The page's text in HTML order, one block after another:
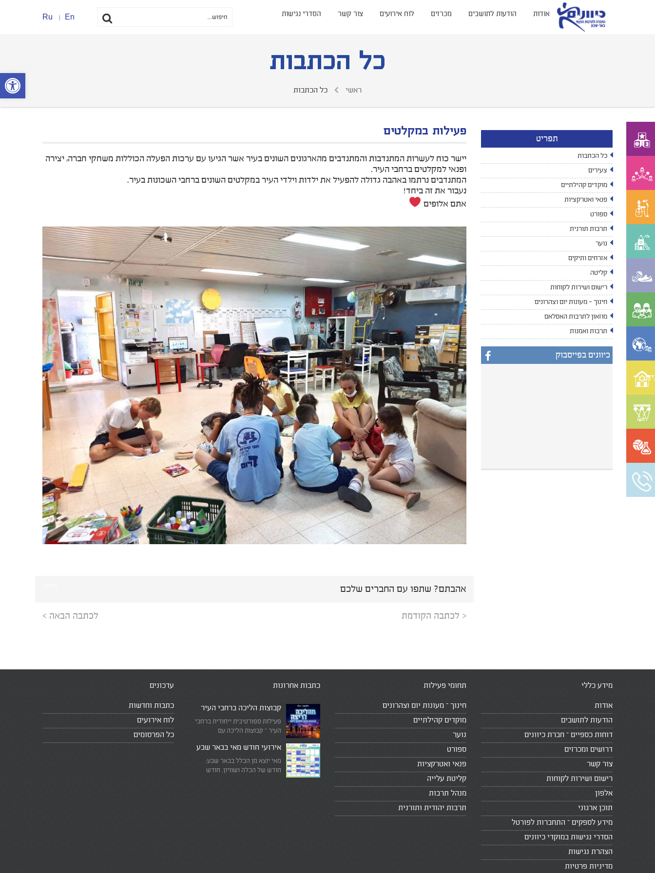
פתח סרגל
אודות הודעות לתושבים מכרזים לוח אירועים צור קשר הסדרי נגישות En
Ru
כל הכתבות
ראשי כל הכתבות
תפריט
כל הכתבות
צעירים
מוקדים קהילתיים
פנאי ואטרקציות
ספורט
תרבות תורנית
נוער
אזרחים ותיקים
קליטה
רישום ושירות לקוחות
חינוך - מעונות יום וצהרונים
מוזאון לתרבות האסלאם
תרבות ואמנות
כיוונים בפייסבוק
פעילות במקלטים
יישר כוח לעשרות המתנדבות והמתנדבים מהארגונים השונים בעיר אשר הגיעו עם ערכות הפעלה הכוללות משחקי חברה, יצירה
ופנאי למקלטים ברחבי העיר.
המתנדבים נרתמו באהבה גדולה להפעיל את ילדות וילדי העיר במקלטים השונים ברחבי השכונות בעיר.
נעבור את זה ביחד!
אתם אלופים
אהבתם? שתפו עם החברים שלכם
< לכתבה הקודמת לכתבה הבאה >
מידע כללי
אודות
הודעות לתושבים
דוחות כספיים – חברת כיוונים
דרושים ומכרזים
צור קשר
רישום ושירות לקוחות
אלפון
תוכן ארגוני
מידע לספקים – התחברות לפורטל
הסדרי נגישות במוקדי כיוונים
הצהרת נגישות
מדיניות פרטיות
תחומי פעילות
חינוך – מעונות יום וצהרונים
מוקדים קהילתיים
נוער
ספורט
פנאי ואטרקציות
קליטת עלייה
מנהל תרבות
תרבות יהודית ותורנית
כתבות אחרונות
קבוצות הליכה ברחבי העיר
פעילות ספורטיבית ייחודית ברחבי
העיר – קבוצות הליכה עם
אירועי חודש מאי בבאר שבע
מאי יוצא מן הכלל בבאר שבע:
חודש של הכלה ושוויון. חודש
עדכונים
כתבות וחדשות
לוח אירועים
כל הפרסומים